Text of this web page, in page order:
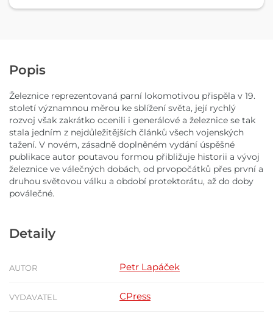
Popis
Železnice reprezentovaná parní lokomotivou přispěla v 19.
století významnou měrou ke sblížení světa, její rychlý
rozvoj však zakrátko ocenili i generálové a železnice se tak
stala jedním z nejdůležitějších článků všech vojenských
tažení. V novém, zásadně doplněném vydání úspěšné
publikace autor poutavou formou přibližuje historii a vývoj
železnice ve válečných dobách, od prvopočátků přes první a
druhou světovou válku a období protektorátu, až do doby
poválečné.
Detaily
AUTOR Petr Lapáček
VYDAVATEL CPress